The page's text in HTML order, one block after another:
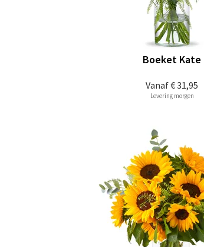
Vanaf€ 31,95
Boeket Kate
Levering morgen